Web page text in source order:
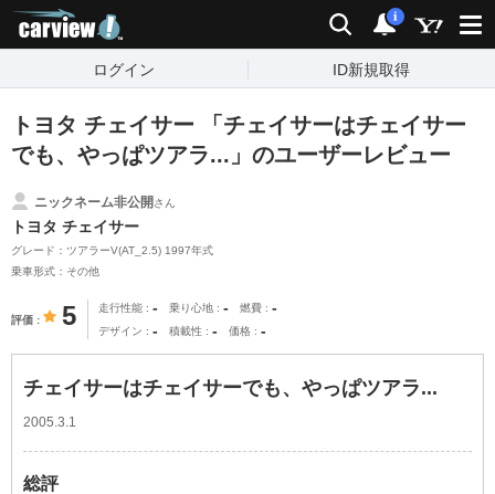
検索 通知
i
ログイン ID新規取得
トヨタ チェイサー 「チェイサーはチェイサー
でも、やっぱツアラ...」のユーザーレビュー
ニックネーム非公開さん
トヨタ チェイサー
グレード：ツアラーV(AT_2.5) 1997年式
乗車形式：その他
評価 5 走行性能 - 乗り心地 - 燃費 -
デザイン - 積載性 - 価格 -
チェイサーはチェイサーでも、やっぱツアラ...
2005.3.1
総評